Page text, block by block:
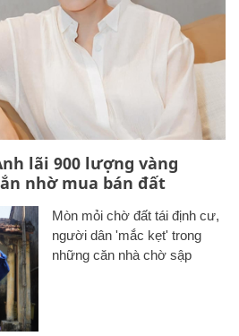
lãi 900 lượng vàng
nhờ mua bán đất
Mòn mỏi chờ đất tái định cư,
người dân 'mắc kẹt' trong
những căn nhà chờ sập